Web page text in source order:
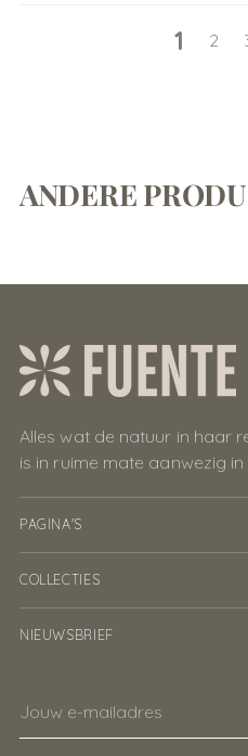
1 2
ANDERE
Alles wat de natuur in haar
is in ruime mate aanwezig
PAGINA'S
COLLECTIES
NIEUWSBRIEF
e-